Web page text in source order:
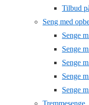
Tilbud
Seng med
Senge
Senge
Senge
Senge
Senge
Tremmesenge